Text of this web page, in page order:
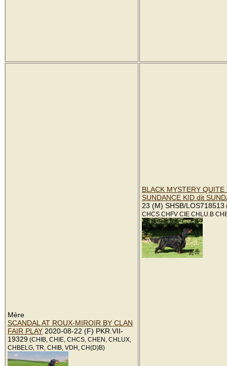
Mère
SCANDAL AT ROUX-MIROIR BY CLAN
FAIR PLAY 2020-08-22 (F) PKR.VII-
19329 (CHIB, CHIE, CHCS, CHEN, CHLUX,
CHBELG, TR, CHIB, VDH, CH(D)B)
BLACK MYSTERY QUITE
SUNDANCE KID dit
23 (M) SHSB/LOS718513
CHCS CHFV CIE CHLU.B